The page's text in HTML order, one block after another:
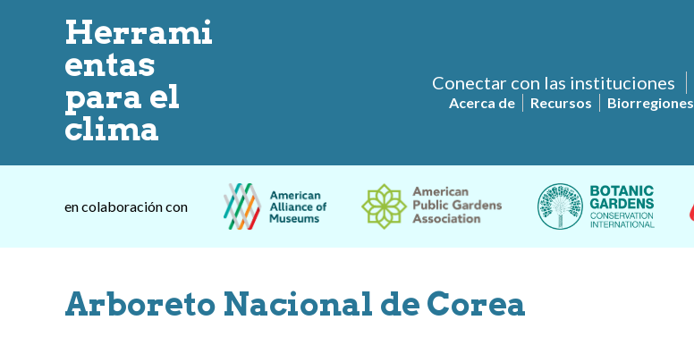
Herrami
entas
para el
clima
Conectar con las instituciones
Acerca de Recursos Biorregiones
en colaboración con
Arboreto Nacional de Corea